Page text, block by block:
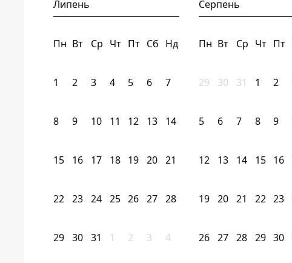
Липень
Пн Вт Ср Чт Пт Сб Нд
1 2 3 4 5 6 7
8 9 10 11 12 13 14
15 16 17 18 19 20 21
22 23 24 25 26 27 28
29 30 31 1 2 3 4
Серпень
Пн Вт Ср Чт Пт
29 30 31 1 2
5 6 7 8 9
12 13 14 15 16
19 20 21 22 23
26 27 28 29 30